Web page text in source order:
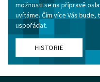
možnosti se na přípravě
uvítáme. Čím více Vás
uspořádat.
HISTORIE